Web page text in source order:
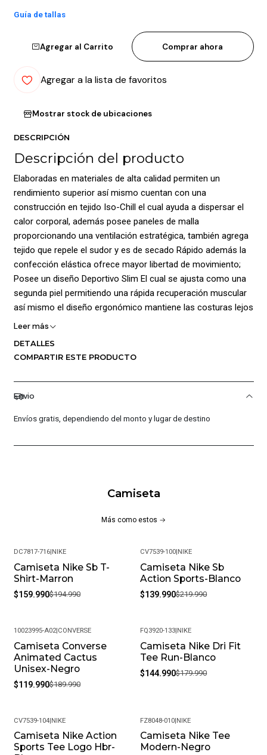
Guía de tallas
Agregar al Carrito Comprar ahora
Agregar a la lista de favoritos
Mostrar stock de ubicaciones
DESCRIPCIÓN
Descripción del producto
Elaboradas en materiales de alta calidad permiten un
rendimiento superior así mismo cuentan con una
construcción en tejido Iso-Chill el cual ayuda a dispersar el
calor corporal, además posee paneles de malla
proporcionando una ventilación estratégica, también agrega
tejido que repele el sudor y es de secado Rápido además la
confección elástica ofrece mayor libertad de movimiento;
Posee un diseño Deportivo Slim El cual se ajusta como una
segunda piel permitiendo una rápida recuperación muscular
así mismo el diseño ergonómico mantiene las costuras lejos
de las áreas de abrasión y e incrementa la durabilidad
del cuello para escribir Nombre además el logo Under
Armour es iridiscente dando mayor estilo; Material: 77%
Leer más
DETALLES
COMPARTIR ESTE PRODUCTO
Envio
Envíos gratis, dependiendo del monto y lugar de destino
Camiseta
Más como estos
-18%
DC7817-716|NIKE
Camiseta Nike Sb T-
Shirt-Marron
$159.990$194.990
-36%
CV7539-100|NIKE
Camiseta Nike Sb
Action Sports-Blanco
$139.990$219.990
-37%
10023995-A02|CONVERSE
Camiseta Converse
Animated Cactus
Unisex-Negro
$119.990$189.990
-19%
FQ3920-133|NIKE
Camiseta Nike Dri Fit
Tee Run-Blanco
$144.990$179.990
-18%
CV7539-104|NIKE
Camiseta Nike Action
Sports Tee Logo Hbr-
-20%
FZ8048-010|NIKE
Camiseta Nike Tee
Modern-Negro